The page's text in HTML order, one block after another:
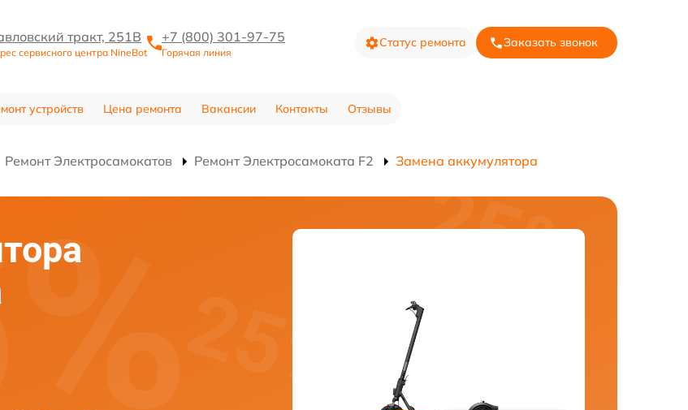
тракт, 251В
сервисного центра NineBot
+7 (800) 301-97-75
Горячая линия
Статус ремонта Заказать звонок
устройств Цена ремонта Вакансии Контакты Отзывы
Ремонт Электросамокатов Ремонт Электросамоката F2 Замена аккумулятора